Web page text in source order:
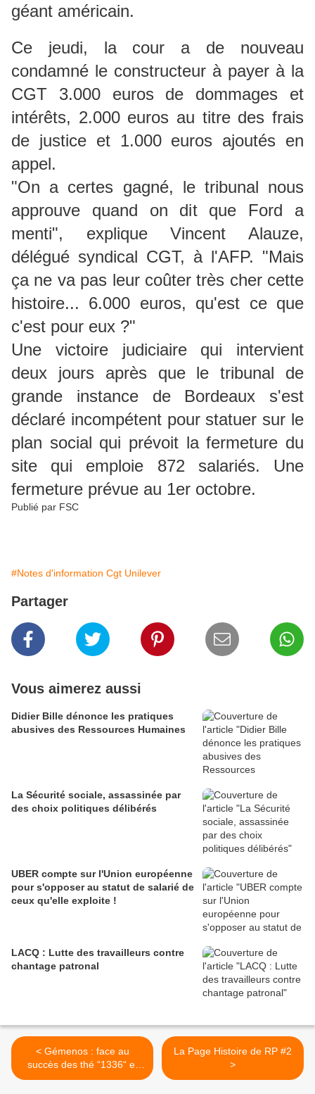
géant américain.
Ce jeudi, la cour a de nouveau
condamné le constructeur à payer à la
CGT 3.000 euros de dommages et
intérêts, 2.000 euros au titre des frais
de justice et 1.000 euros ajoutés en
appel.
"On a certes gagné, le tribunal nous
approuve quand on dit que Ford a
menti", explique Vincent Alauze,
délégué syndical CGT, à l'AFP. "Mais
ça ne va pas leur coûter très cher cette
histoire... 6.000 euros, qu'est ce que
c'est pour eux ?"
Une victoire judiciaire qui intervient
deux jours après que le tribunal de
grande instance de Bordeaux s'est
déclaré incompétent pour statuer sur le
plan social qui prévoit la fermeture du
site qui emploie 872 salariés. Une
fermeture prévue au 1er octobre.
Publié par FSC
#Notes d'information Cgt Unilever
Partager
Vous aimerez aussi
Didier Bille dénonce les pratiques
abusives des Ressources Humaines
La Sécurité sociale, assassinée par
des choix politiques délibérés
UBER compte sur l'Union européenne
pour s'opposer au statut de salarié de
ceux qu'elle exploite !
LACQ : Lutte des travailleurs contre
chantage patronal
< Gémenos : face au
succès des thé “1336“ et
”Scop-Ti”, les ex-Fralib ont
La Page Histoire de RP #2
>